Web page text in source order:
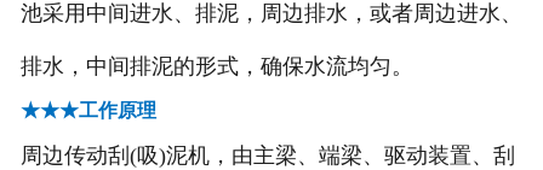
废气处理设备
- 催化燃烧装置
池采用中间进水、排泥，周边排水，或者周边进水、
排水，中间排泥的形式，确保水流均匀。
★★★工作原理
周边传动刮(吸)泥机，由主梁、端梁、驱动装置、刮